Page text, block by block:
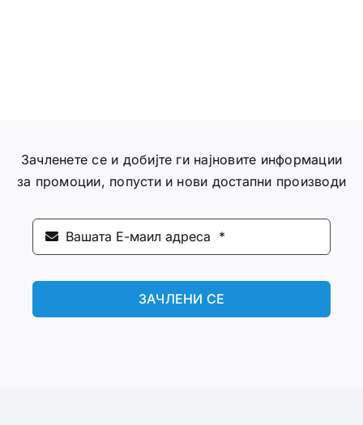
Зачленете се и добијте ги најновите информации
за промоции, попусти и нови достапни производи
ЗАЧЛЕНИ СЕ